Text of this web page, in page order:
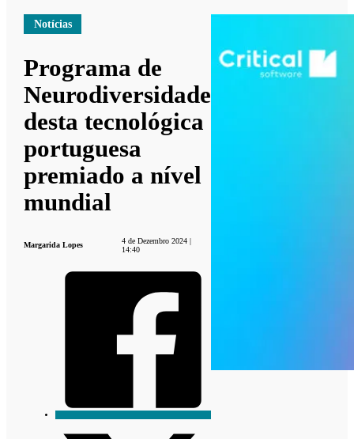
Notícias
Programa de
Neurodiversidade
desta tecnológica
portuguesa
premiado a nível
mundial
Margarida Lopes
4 de Dezembro 2024 |
14:40